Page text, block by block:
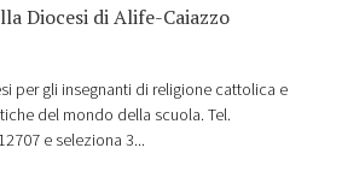
Diocesi di Alife-Caiazzo
per gli insegnanti di religione cattolica e
del mondo della scuola. Tel.
e seleziona 3...